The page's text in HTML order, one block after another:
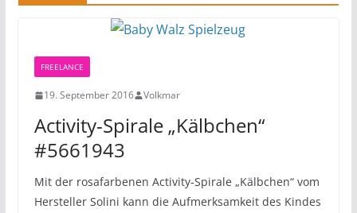
FREELANCE
19. September 2016 Volkmar
Activity-Spirale „Kälbchen“
#5661943
Mit der rosafarbenen Activity-Spirale „Kälbchen“ vom
Hersteller Solini kann die Aufmerksamkeit des Kindes